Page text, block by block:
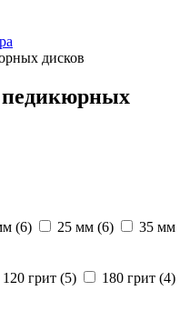
дисков
(6) 25 мм (6)
35 мм
120 грит (5) 180 грит (4)